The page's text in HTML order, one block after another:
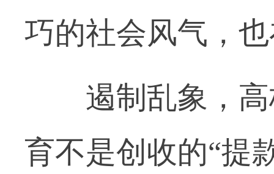
巧的社会风气，
遏制乱象，高
育不是创收的“提